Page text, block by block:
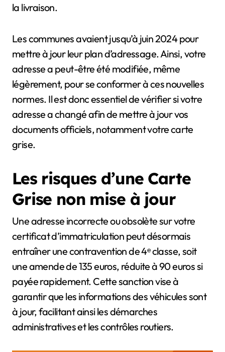
la livraison.
Les communes avaient jusqu’à juin 2024 pour
mettre à jour leur plan d’adressage. Ainsi, votre
adresse a peut-être été modifiée, même
légèrement, pour se conformer à ces nouvelles
normes. Il est donc essentiel de vérifier si votre
adresse a changé afin de mettre à jour vos
documents officiels, notamment votre carte
grise.
Les risques d’une Carte
Grise non mise à jour
Une adresse incorrecte ou obsolète sur votre
certificat d’immatriculation peut désormais
entraîner une contravention de 4ᵉ classe, soit
une amende de 135 euros, réduite à 90 euros si
payée rapidement. Cette sanction vise à
garantir que les informations des véhicules sont
à jour, facilitant ainsi les démarches
administratives et les contrôles routiers.